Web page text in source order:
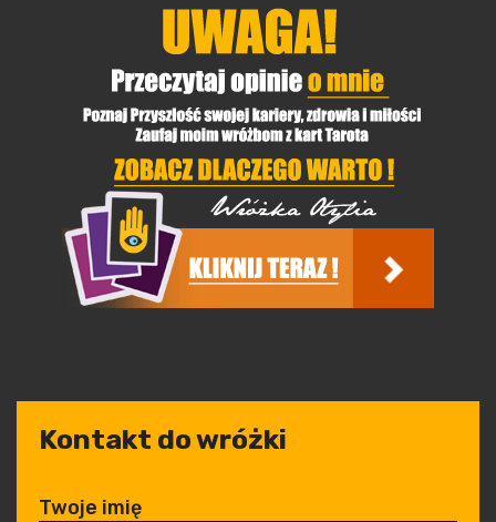
Kontakt do wróżki
Twoje imię